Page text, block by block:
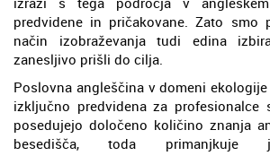
predvidene in pričakovane. Zato smo
način izobraževanja tudi edina
zanesljivo prišli do cilja.
Poslovna angleščina v domeni
izključno predvidena za profesionalce
posedujejo določeno količino znanja
besedišča, toda primanjkuje